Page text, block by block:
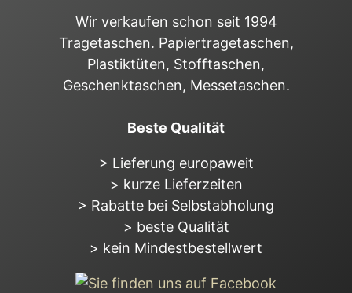
Wir verkaufen schon seit 1994
Tragetaschen. Papiertragetaschen,
Plastiktüten, Stofftaschen,
Geschenktaschen, Messetaschen.
Beste Qualität
> Lieferung europaweit
> kurze Lieferzeiten
> Rabatte bei Selbstabholung
> beste Qualität
> kein Mindestbestellwert